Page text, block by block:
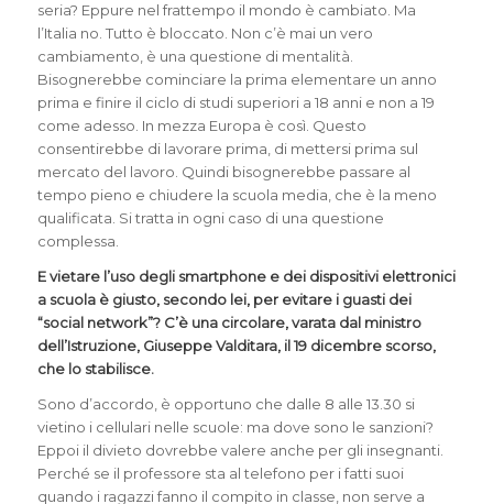
seria? Eppure nel frattempo il mondo è cambiato. Ma
l’Italia no. Tutto è bloccato. Non c’è mai un vero
cambiamento, è una questione di mentalità.
Bisognerebbe cominciare la prima elementare un anno
prima e finire il ciclo di studi superiori a 18 anni e non a 19
come adesso. In mezza Europa è così. Questo
consentirebbe di lavorare prima, di mettersi prima sul
mercato del lavoro. Quindi bisognerebbe passare al
tempo pieno e chiudere la scuola media, che è la meno
qualificata. Si tratta in ogni caso di una questione
complessa.
E vietare l’uso degli smartphone e dei dispositivi elettronici
a scuola è giusto, secondo lei, per evitare i guasti dei
“social network”? C’è una circolare, varata dal ministro
dell’Istruzione, Giuseppe Valditara, il 19 dicembre scorso,
che lo stabilisce.
Sono d’accordo, è opportuno che dalle 8 alle 13.30 si
vietino i cellulari nelle scuole: ma dove sono le sanzioni?
Eppoi il divieto dovrebbe valere anche per gli insegnanti.
Perché se il professore sta al telefono per i fatti suoi
quando i ragazzi fanno il compito in classe, non serve a